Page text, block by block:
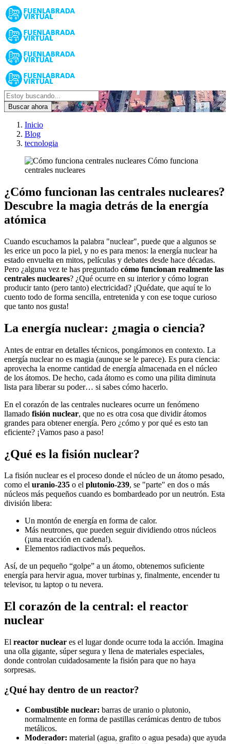
Buscar ahora
Inicio
Blog
tecnologia
Cómo funciona
centrales nucleares
¿Cómo funcionan las centrales nucleares?
Descubre la magia detrás de la energía
atómica
Cuando escuchamos la palabra "nuclear", puede que a algunos se
les erice un poco la piel, y no es para menos: la energía nuclear ha
estado envuelta en mitos, películas y debates desde hace décadas.
Pero ¿alguna vez te has preguntado cómo funcionan realmente las
centrales nucleares? ¿Qué ocurre en su interior y cómo logran
producir tanto (pero tanto) electricidad? ¡Quédate, que aquí te lo
cuento todo de forma sencilla, entretenida y con ese toque curioso
que tanto nos gusta!
La energía nuclear: ¿magia o ciencia?
Antes de entrar en detalles técnicos, pongámonos en contexto. La
energía nuclear no es magia (aunque se le parece). Es pura ciencia:
aprovecha la enorme cantidad de energía almacenada en el núcleo
de los átomos. De hecho, cada átomo es como una pilita diminuta
lista para liberar su poder… si sabes cómo hacerlo.
En el corazón de las centrales nucleares ocurre un fenómeno
llamado fisión nuclear, que no es otra cosa que dividir átomos
grandes para obtener energía. Pero ¿cómo y por qué es esto tan
eficiente? ¡Vamos paso a paso!
¿Qué es la fisión nuclear?
La fisión nuclear es el proceso donde el núcleo de un átomo pesado,
como el uranio-235 o el plutonio-239, se "parte" en dos o más
núcleos más pequeños cuando es bombardeado por un neutrón. Esta
división libera:
Un montón de energía en forma de calor.
Más neutrones, que pueden seguir dividiendo otros núcleos
(¡una reacción en cadena!).
Elementos radiactivos más pequeños.
Así, de un pequeño “golpe” a un átomo, obtenemos suficiente
energía para hervir agua, mover turbinas y, finalmente, encender tu
televisor, tu laptop o tu nevera.
El corazón de la central: el reactor
nuclear
El reactor nuclear es el lugar donde ocurre toda la acción. Imagina
una olla gigante, súper segura y llena de materiales especiales,
donde controlan cuidadosamente la fisión para que no haya
sorpresas.
¿Qué hay dentro de un reactor?
Combustible nuclear: barras de uranio o plutonio,
normalmente en forma de pastillas cerámicas dentro de tubos
metálicos.
Moderador: material (agua, grafito o agua pesada) que ayuda